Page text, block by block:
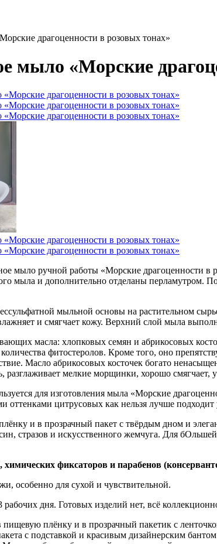
драгоценности в розовых тонах»
мыло «Морские
мыло ручной работы «Морские драгоценности в
мыла и дополнительно отделаны перламутром.
мыльной основы на растительном
и смягчает кожу. Верхний слой мыла
масла: хлопковых семян и абрикосовых
фитостеролов. Кроме того, оно
Масло абрикосовых косточек богато
разглаживает мелкие морщинки, хорошо
для изготовления мыла «Морские
оттенками цитрусовых как нельзя лучше
и в прозрачный пакет с твёрдым дном и
стразов и искусственного жемчуга. Для
химических фиксаторов и парабенов
особенно для сухой и чувствительной.
рабочих дня. Готовых изделий нет, всё
плёнку и в прозрачный пакетик с
с подставкой и красивым дизайнерским